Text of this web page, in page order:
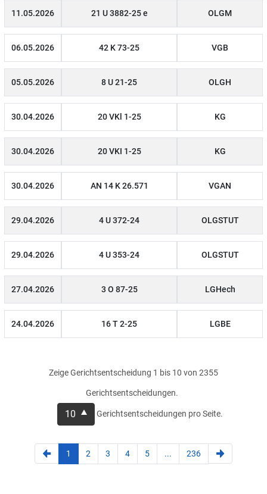
11.05.2026 21 U 3882-25 e OLGM
06.05.2026 42 K 73-25 VGB
05.05.2026 8 U 21-25 OLGH
30.04.2026 20 VKl 1-25 KG
30.04.2026 20 VKI 1-25 KG
30.04.2026 AN 14 K 26.571 VGAN
29.04.2026 4 U 372-24 OLGSTUT
29.04.2026 4 U 353-24 OLGSTUT
27.04.2026 3 O 87-25 LGHech
24.04.2026 16 T 2-25 LGBE
Zeige Gerichtsentscheidung 1 bis 10 von 2355
Gerichtsentscheidungen.
10 Gerichtsentscheidungen pro Seite.
1 2 3 4 5 ... 236